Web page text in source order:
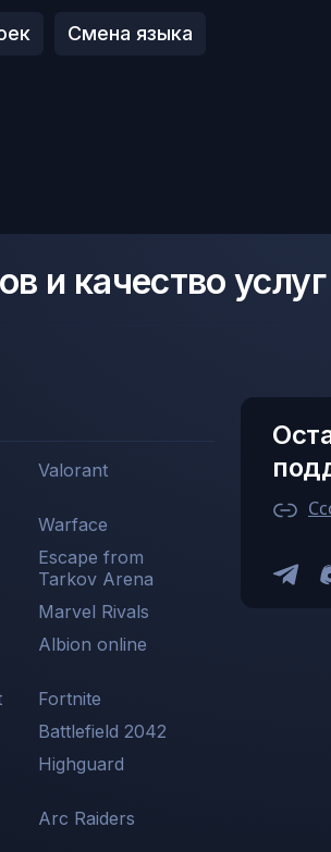
Смена языка
и качество
Valorant
Warface
Escape from
Tarkov Arena
Marvel Rivals
Albion online
Fortnite
Battlefield 2042
Highguard
Arc Raiders